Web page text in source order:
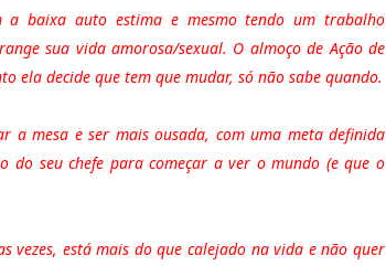
baixa auto estima e mesmo tendo um trabalho
sua vida amorosa/sexual. O almoço de Ação de
ela decide que tem que mudar, só não sabe quando.
a mesa e ser mais ousada, com uma meta definida
do seu chefe para começar a ver o mundo (e que o
vezes, está mais do que calejado na vida e não quer